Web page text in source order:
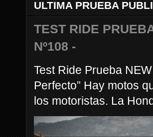
ULTIMA PRUEBA
TEST RIDE
Nº108 -
Test Ride Prueba
Perfecto” Hay motos
los motoristas. La